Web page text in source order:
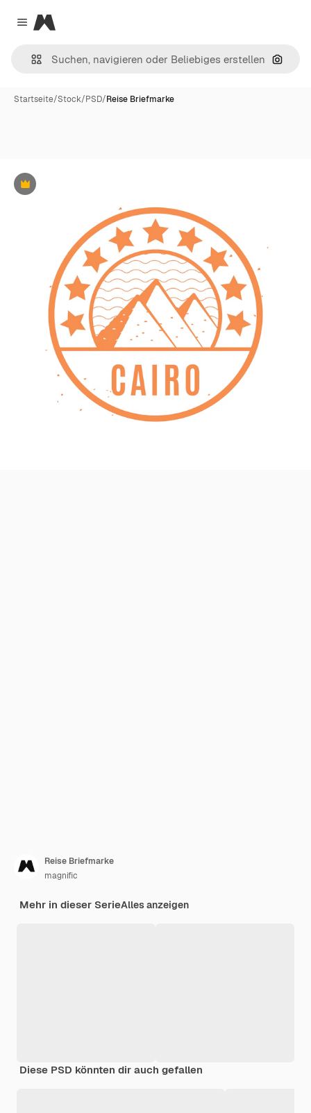
Close menu
Magnific
Nach
Startseite/Stock/PSD/Reise Briefmarke
Premium
Reise Briefmarke
magnific
Mehr in dieser SerieAlles anzeigen
Diese PSD könnten dir auch gefallen